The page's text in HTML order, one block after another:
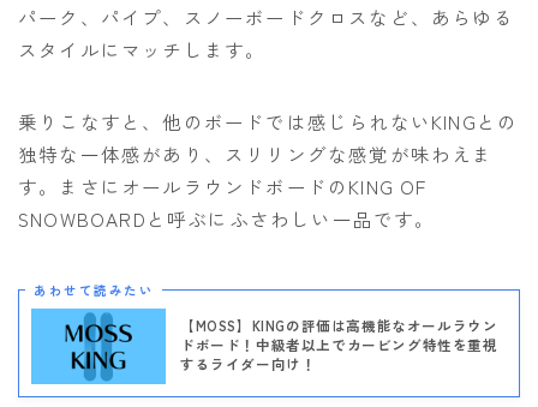
パーク、パイプ、スノーボードクロスなど、あらゆる
スタイルにマッチします。
乗りこなすと、他のボードでは感じられないKINGとの
独特な一体感があり、スリリングな感覚が味わえま
す。まさにオールラウンドボードのKING OF
SNOWBOARDと呼ぶにふさわしい一品です。
あわせて読みたい
【MOSS】KINGの評価は高機能なオールラウン
ドボード！中級者以上でカービング特性を重視
するライダー向け！